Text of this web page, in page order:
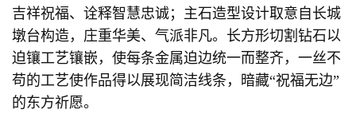
吉祥祝福、诠释智慧忠诚；主石造型设计取意自长城
墩台构造，庄重华美、气派非凡。长方形切割钻石以
迫镶工艺镶嵌，使每条金属迫边统一而整齐，一丝不
苟的工艺使作品得以展现简洁线条，暗藏“祝福无边”
的东方祈愿。